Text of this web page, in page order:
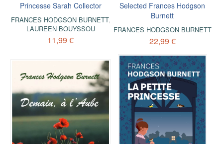
Princesse Sarah Collector
FRANCES HODGSON BURNETT,
LAUREEN BOUYSSOU
11,99 €
Selected Frances Hodgson
Burnett
FRANCES HODGSON BURNETT
22,99 €